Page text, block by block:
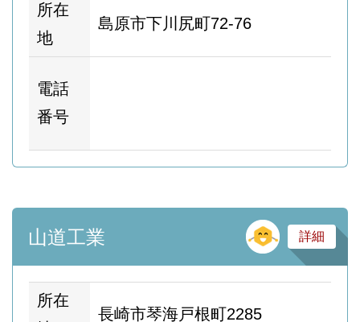
所在
地
島原市下川尻町72-76
電話
番号
山道工業 そ
詳細
所在
長崎市琴海戸根町2285